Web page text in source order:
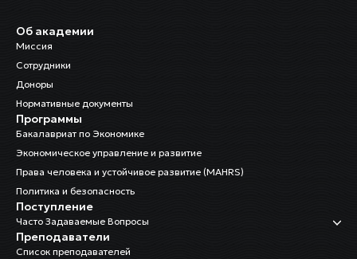
Об академии
Миссия
Сотрудники
Доноры
Нормативные документы
Программы
Бакалавриат по Экономике
Экономическое управление и развитие
Права человека и устойчивое развитие (MAHRS)
Политика и безопасность
Поступление
Часто Задаваемые Вопросы
Преподаватели
Список преподавателей